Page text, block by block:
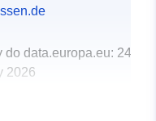
do data.europa.eu: 24
2026